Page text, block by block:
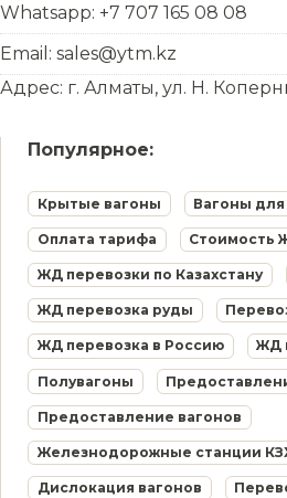
Whatsapp: +7 707 165 08 08
Email: sales@ytm.kz
Адрес: г. Алматы, ул. Н.
Популярное:
Крытые вагоны Вагоны для
Оплата тарифа Стоимость
ЖД перевозки по Казахстану
ЖД перевозка руды
ЖД перевозка в Россию ЖД
Полувагоны
Предоставление вагонов
Железнодорожные станции
Дислокация вагонов